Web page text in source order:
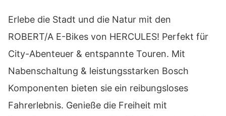
Erlebe die Stadt und die Natur mit den
ROBERT/A E-Bikes von HERCULES! Perfekt für
City-Abenteuer & entspannte Touren. Mit
Nabenschaltung & leistungsstarken Bosch
Komponenten bieten sie ein reibungsloses
Fahrerlebnis. Genieße die Freiheit mit